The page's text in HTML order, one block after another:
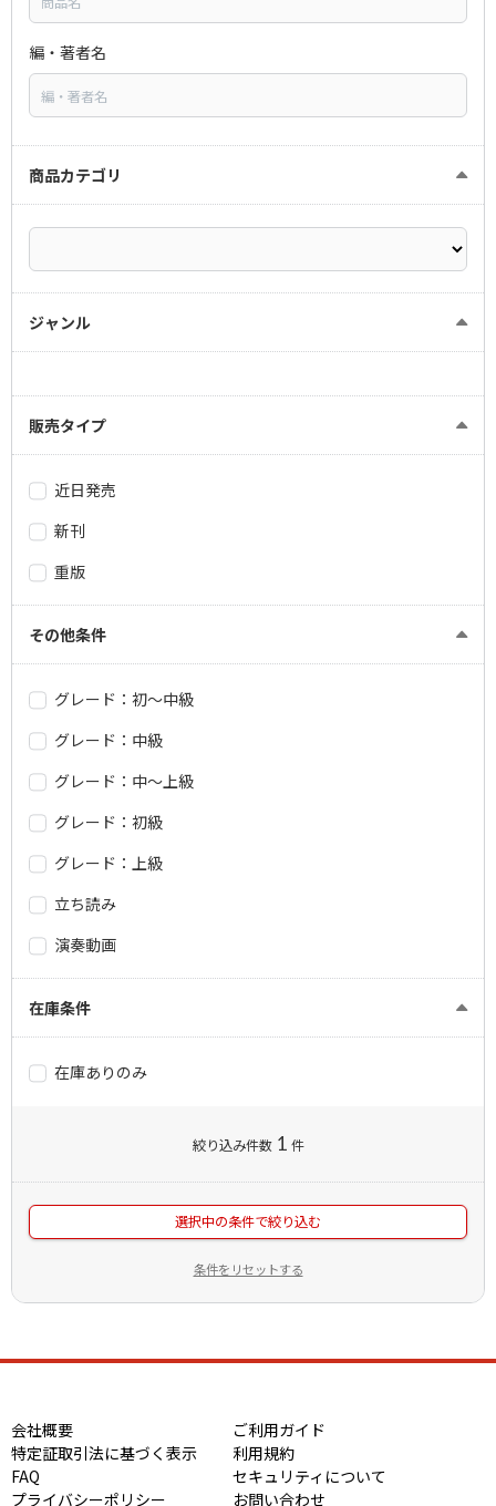
編・著者名
商品カテゴリ
ジャンル
販売タイプ
近日発売
新刊
重版
その他条件
グレード：初～中級
グレード：中級
グレード：中～上級
グレード：初級
グレード：上級
立ち読み
演奏動画
在庫条件
在庫ありのみ
絞り込み件数 1 件
選択中の条件で絞り込む
条件をリセットする
会社概要
ご利用ガイド
特定証取引法に基づく表示
利用規約
FAQ
セキュリティについて
プライバシーポリシー
お問い合わせ